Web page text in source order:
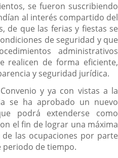
se fueron suscribiendo
al interés compartido del
de que las ferias y fiestas se
de seguridad y que
administrativos
realicen de forma eficiente,
y seguridad jurídica.
y ya con vistas a la
se ha aprobado un nuevo
podrá extenderse como
el fin de lograr una máxima
las ocupaciones por parte
periodo de tiempo.